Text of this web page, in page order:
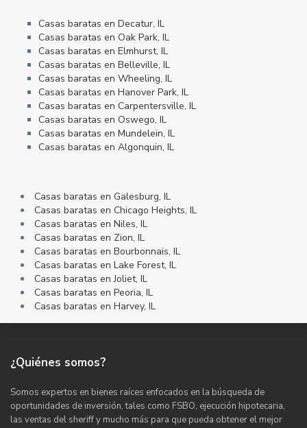
Casas baratas en Decatur, IL
Casas baratas en Oak Park, IL
Casas baratas en Elmhurst, IL
Casas baratas en Belleville, IL
Casas baratas en Wheeling, IL
Casas baratas en Hanover Park, IL
Casas baratas en Carpentersville, IL
Casas baratas en Oswego, IL
Casas baratas en Mundelein, IL
Casas baratas en Algonquin, IL
Casas baratas en Galesburg, IL
Casas baratas en Chicago Heights, IL
Casas baratas en Niles, IL
Casas baratas en Zion, IL
Casas baratas en Bourbonnais, IL
Casas baratas en Lake Forest, IL
Casas baratas en Joliet, IL
Casas baratas en Peoria, IL
Casas baratas en Harvey, IL
¿Quiénes somos?
Somos expertos en bienes raíces enfocados en la búsqueda de
oportunidades de inversión, tales como FSBO, ejecución hipotecaria,
las ventas del sheriff y mucho más para que pueda obtener el mejor